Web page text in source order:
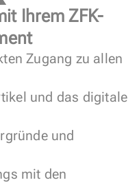
Ihrem ZFK-
Zugang zu allen
und das digitale
und
mit den